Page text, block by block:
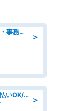
＞
09月開始/総合設備会社での営業・事務のお仕事/車通勤可/賞与あり/営業/営業事務
＞
検品・検査/未経験OK/高収入/日払いOK/交替制/20・30・40代活躍中